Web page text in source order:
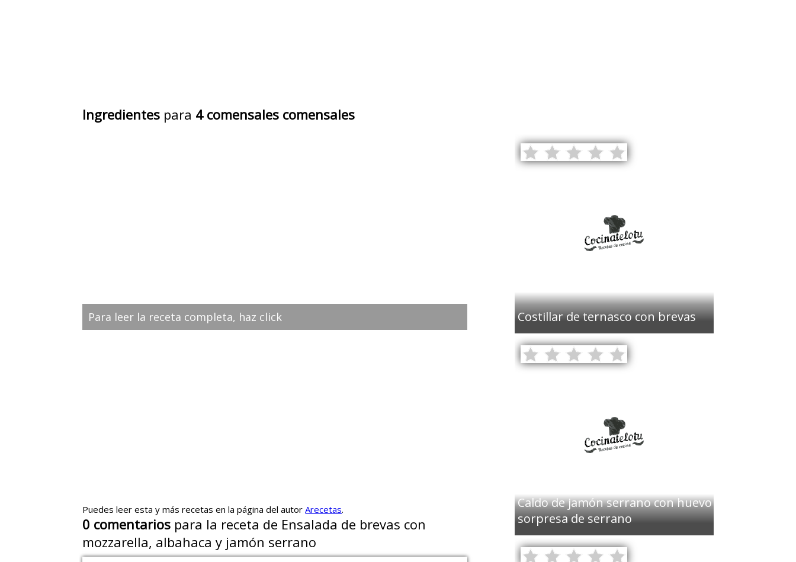
Ingredientes para 4 comensales comensales
Para leer la receta completa, haz click
Puedes leer esta y más recetas en la página del autorArecetas.
0 comentarios para la receta de Ensalada de brevas con
mozzarella, albahaca y jamón serrano
Costillar de ternasco con brevas
Caldo de jamón serrano con huevo
sorpresa de serrano